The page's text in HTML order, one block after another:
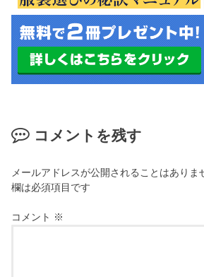
コメントを残す
メールアドレスが公開されることはありま
欄は必須項目です
コメント ※